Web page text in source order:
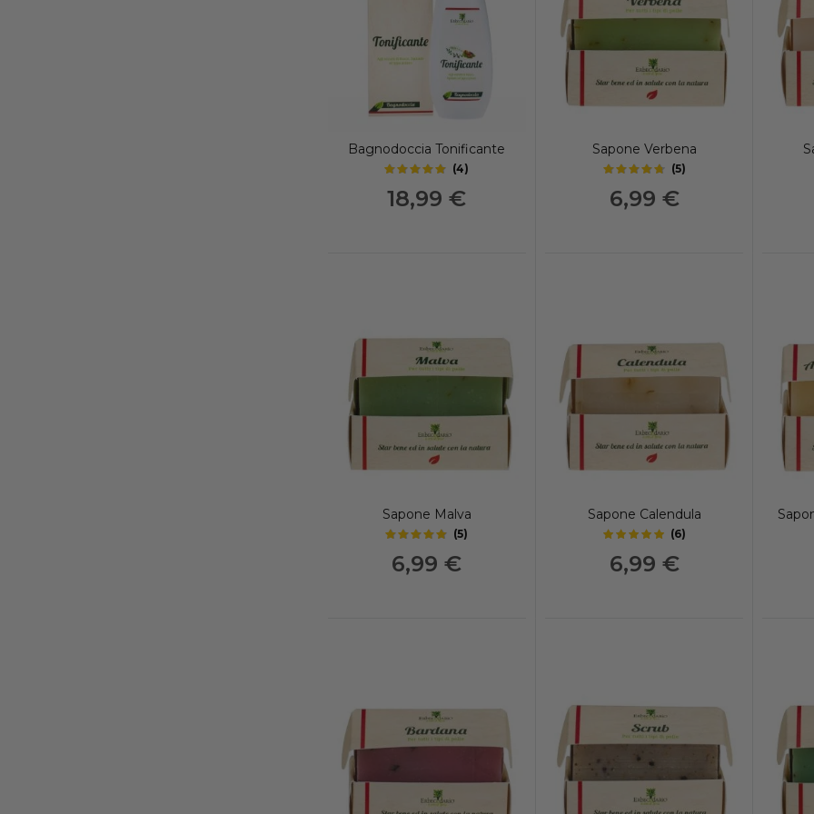
Bagnodoccia Tonificante
(4)
18,99 €
Sapone Verbena
(5)
6,99 €
Sapone Malva
(5)
6,99 €
Sapone Calendula
(6)
6,99 €